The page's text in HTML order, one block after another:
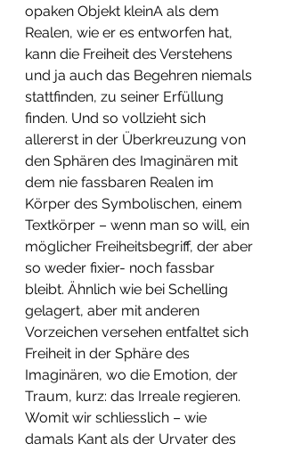
opaken Objekt kleinA als dem
Realen, wie er es entworfen hat,
kann die Freiheit des Verstehens
und ja auch das Begehren niemals
stattfinden, zu seiner Erfüllung
finden. Und so vollzieht sich
allererst in der Überkreuzung von
den Sphären des Imaginären mit
dem nie fassbaren Realen im
Körper des Symbolischen, einem
Textkörper – wenn man so will, ein
möglicher Freiheitsbegriff, der aber
so weder fixier- noch fassbar
bleibt. Ähnlich wie bei Schelling
gelagert, aber mit anderen
Vorzeichen versehen entfaltet sich
Freiheit in der Sphäre des
Imaginären, wo die Emotion, der
Traum, kurz: das Irreale regieren.
Womit wir schliesslich – wie
damals Kant als der Urvater des